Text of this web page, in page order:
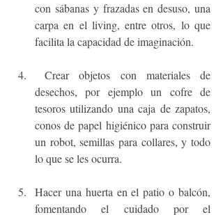
con sábanas y frazadas en desuso, una
carpa en el living, entre otros, lo que
facilita la capacidad de imaginación.
Crear objetos con materiales de
desechos, por ejemplo un cofre de
tesoros utilizando una caja de zapatos,
conos de papel higiénico para construir
un robot, semillas para collares, y todo
lo que se les ocurra.
Hacer una huerta en el patio o balcón,
fomentando el cuidado por el